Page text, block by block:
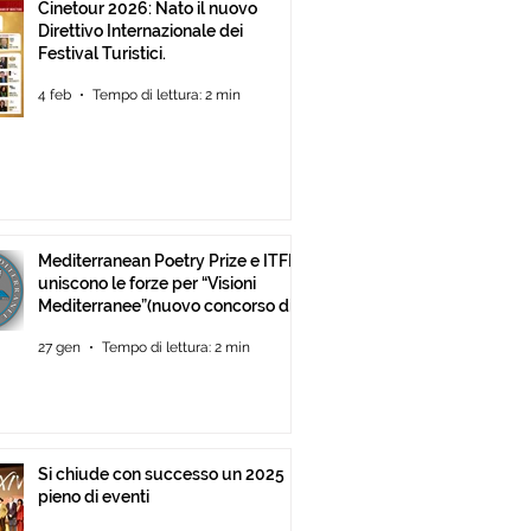
Cinetour 2026: Nato il nuovo
Direttivo Internazionale dei
Festival Turistici.
4 feb Tempo di lettura: 2 min
Mediterranean Poetry Prize e ITFF
uniscono le forze per “Visioni
Mediterranee”(nuovo concorso di
27 gen Tempo di lettura: 2 min
Si chiude con successo un 2025
pieno di eventi